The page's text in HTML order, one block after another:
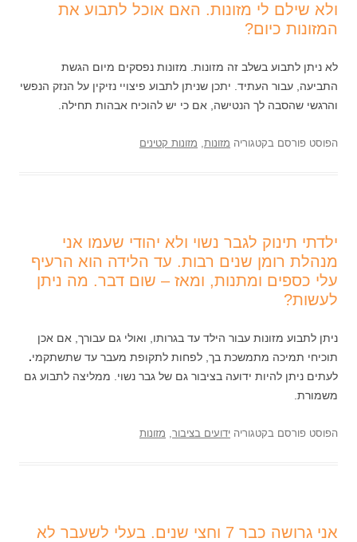
ולא שילם לי מזונות. האם אוכל לתבוע את
המזונות כיום?
לא ניתן לתבוע בשלב זה מזונות. מזונות נפסקים מיום הגשת
התביעה, עבור העתיד. יתכן שניתן לתבוע פיצויי נזיקין על הנזק הנפשי
והרגשי שהסבה לך הנטישה, אם כי יש להוכיח אבהות תחילה.
הפוסט פורסם בקטגוריה מזונות, מזונות קטינים
ילדתי תינוק לגבר נשוי ולא יהודי שעמו אני
מנהלת רומן שנים רבות. עד הלידה הוא הרעיף
עלי כספים ומתנות, ומאז – שום דבר. מה ניתן
לעשות?
ניתן לתבוע מזונות עבור הילד עד בגרותו, ואולי גם עבורך, אם אכן
תוכיחי תמיכה מתמשכת בך, לפחות לתקופת מעבר עד שתשתקמי.
לעתים ניתן להיות ידועה בציבור גם של גבר נשוי. ממליצה לתבוע גם
משמורת.
הפוסט פורסם בקטגוריה ידועים בציבור, מזונות
אני גרושה כבר 7 וחצי שנים. בעלי לשעבר לא